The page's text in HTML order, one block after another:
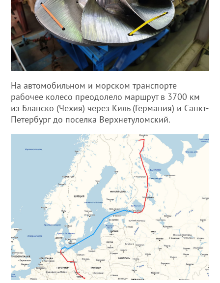
На автомобильном и морском транспорте
рабочее колесо преодолело маршрут в 3700 км
из Бланско (Чехия) через Киль (Германия) и Санкт-
Петербург до поселка Верхнетуломский.